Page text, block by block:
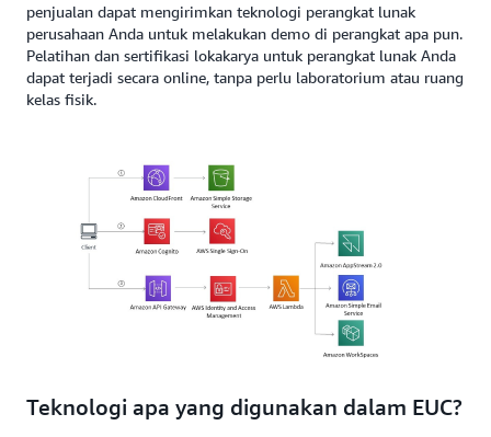
penjualan dapat mengirimkan teknologi perangkat lunak
perusahaan Anda untuk melakukan demo di perangkat apa pun.
Pelatihan dan sertifikasi lokakarya untuk perangkat lunak Anda
dapat terjadi secara online, tanpa perlu laboratorium atau ruang
kelas fisik.
Teknologi apa yang digunakan dalam EUC?